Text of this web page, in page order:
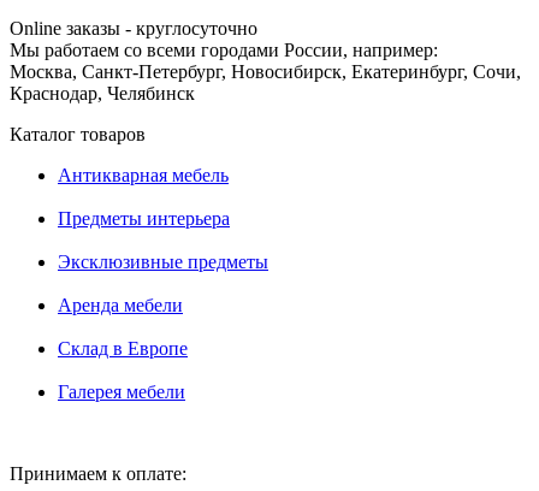
Online заказы - круглосуточно
Мы работаем со всеми городами России, например:
Москва, Санкт-Петербург, Новосибирск, Екатеринбург, Сочи,
Краснодар, Челябинск
Каталог товаров
Антикварная мебель
Предметы интерьера
Эксклюзивные предметы
Аренда мебели
Склад в Европе
Галерея мебели
Принимаем к оплате: